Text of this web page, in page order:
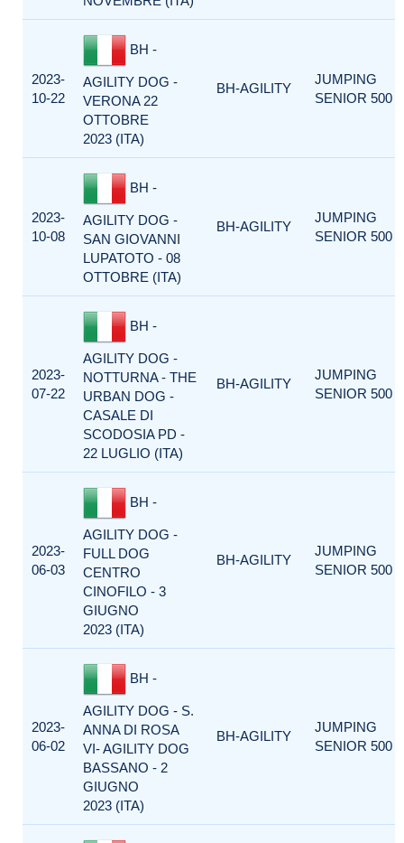
2023-
10-22
BH -
AGILITY DOG -
VERONA 22
OTTOBRE
2023 (ITA)
BH-AGILITY
JUMPING
SENIOR 500
2023-
10-08
BH -
AGILITY DOG -
SAN GIOVANNI
LUPATOTO - 08
OTTOBRE (ITA)
BH-AGILITY
JUMPING
SENIOR 500
2023-
07-22
BH -
AGILITY DOG -
NOTTURNA - THE
URBAN DOG -
CASALE DI
SCODOSIA PD -
22 LUGLIO (ITA)
BH-AGILITY
JUMPING
SENIOR 500
2023-
06-03
BH -
AGILITY DOG -
FULL DOG
CENTRO
CINOFILO - 3
GIUGNO
2023 (ITA)
BH-AGILITY
JUMPING
SENIOR 500
2023-
06-02
BH -
AGILITY DOG - S.
ANNA DI ROSA
VI- AGILITY DOG
BASSANO - 2
GIUGNO
2023 (ITA)
BH-AGILITY
JUMPING
SENIOR 500